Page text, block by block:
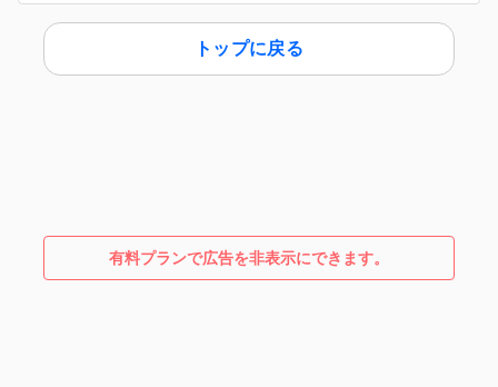
トップに戻る
有料プランで広告を非表示にできます。